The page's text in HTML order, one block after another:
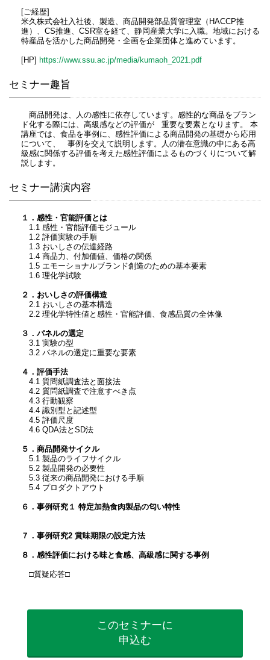
[ご経歴]
米久株式会社入社後、製造、商品開発部品質管理室（HACCP推
進）、CS推進、CSR室を経て、静岡産業大学に入職。地域における
特産品を活かした商品開発・企画を企業団体と進めています。
[HP] https://www.ssu.ac.jp/media/kumaoh_2021.pdf
セミナー趣旨
商品開発は、人の感性に依存しています。感性的な商品をブラン
ド化する際には、高級感などの評価が 重要な要素となります。 本
講座では、食品を事例に、感性評価による商品開発の基礎から応用
について、 事例を交えて説明します。人の潜在意識の中にある高
級感に関係する評価を考えた感性評価によるものづくりについて解
説します。
セミナー講演内容
１．感性・官能評価とは
1.1 感性・官能評価モジュール
1.2 評価実験の手順
1.3 おいしさの伝達経路
1.4 商品力、付加価値、価格の関係
1.5 エモーショナルブランド創造のための基本要素
1.6 理化学試験
２．おいしさの評価構造
2.1 おいしさの基本構造
2.2 理化学特性値と感性・官能評価、食感品質の全体像
３．パネルの選定
3.1 実験の型
3.2 パネルの選定に重要な要素
４．評価手法
4.1 質問紙調査法と面接法
4.2 質問紙調査で注意すべき点
4.3 行動観察
4.4 識別型と記述型
4.5 評価尺度
4.6 QDA法とSD法
５．商品開発サイクル
5.1 製品のライフサイクル
5.2 製品開発の必要性
5.3 従来の商品開発における手順
5.4 プロダクトアウト
６．事例研究１ 特定加熱食肉製品の匂い特性
７．事例研究2 賞味期限の設定方法
８．感性評価における味と食感、高級感に関する事例
□質疑応答□
このセミナーに
申込む